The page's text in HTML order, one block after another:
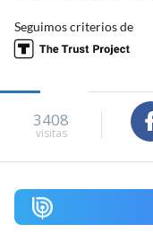
Seguimos criterios de
3408
visitas